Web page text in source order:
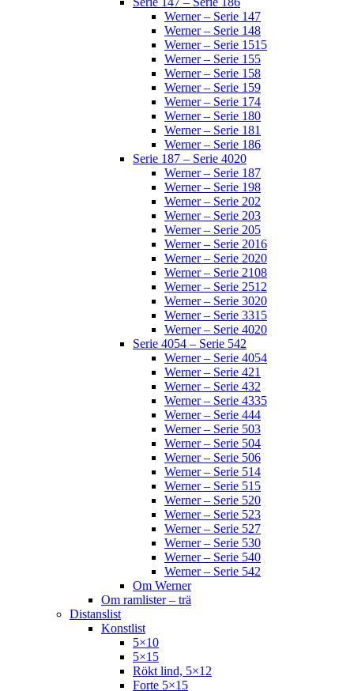
Werner – Serie 147
Werner – Serie 148
Werner – Serie 1515
Werner – Serie 155
Werner – Serie 158
Werner – Serie 159
Werner – Serie 174
Werner – Serie 180
Werner – Serie 181
Werner – Serie 186
Serie 187 – Serie 4020
Werner – Serie 187
Werner – Serie 198
Werner – Serie 202
Werner – Serie 203
Werner – Serie 205
Werner – Serie 2016
Werner – Serie 2020
Werner – Serie 2108
Werner – Serie 2512
Werner – Serie 3020
Werner – Serie 3315
Werner – Serie 4020
Serie 4054 – Serie 542
Werner – Serie 4054
Werner – Serie 421
Werner – Serie 432
Werner – Serie 4335
Werner – Serie 444
Werner – Serie 503
Werner – Serie 504
Werner – Serie 506
Werner – Serie 514
Werner – Serie 515
Werner – Serie 520
Werner – Serie 523
Werner – Serie 527
Werner – Serie 530
Werner – Serie 540
Werner – Serie 542
Om Werner
Om ramlister – trä
Distanslist
Konstlist
5×10
5×15
Rökt lind, 5×12
Forte 5×15